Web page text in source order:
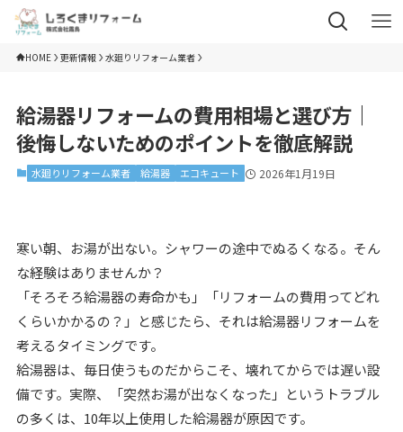
HOME 更新情報 水廻りリフォーム業者
給湯器リフォームの費用相場と選び方｜
後悔しないためのポイントを徹底解説
水廻りリフォーム業者 給湯器 エコキュート 2026年1月19日
寒い朝、お湯が出ない。シャワーの途中でぬるくなる。そん
な経験はありませんか？
「そろそろ給湯器の寿命かも」「リフォームの費用ってどれ
くらいかかるの？」と感じたら、それは給湯器リフォームを
考えるタイミングです。
給湯器は、毎日使うものだからこそ、壊れてからでは遅い設
備です。実際、「突然お湯が出なくなった」というトラブル
の多くは、10年以上使用した給湯器が原因です。